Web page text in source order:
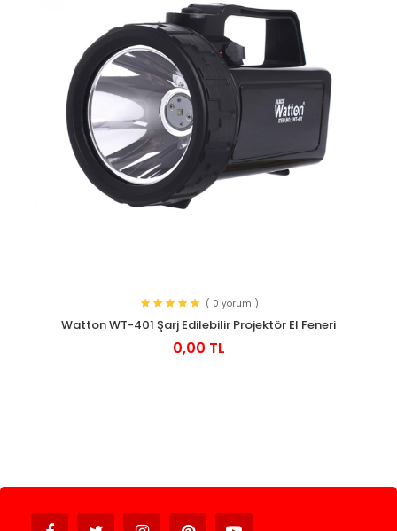
( 0 yorum )
Watton WT-401 Şarj Edilebilir Projektör El Feneri
0,00 TL